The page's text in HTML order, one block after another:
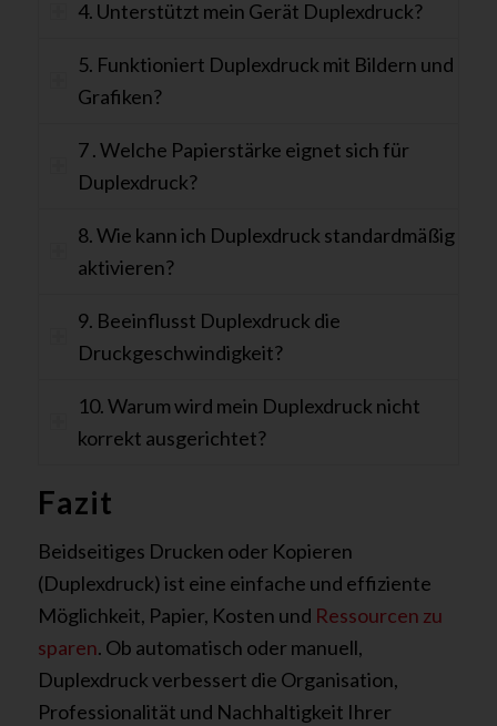
4. Unterstützt mein Gerät Duplexdruck?
5. Funktioniert Duplexdruck mit Bildern und
Grafiken?
7 . Welche Papierstärke eignet sich für
Duplexdruck?
8. Wie kann ich Duplexdruck standardmäßig
aktivieren?
9. Beeinflusst Duplexdruck die
Druckgeschwindigkeit?
10. Warum wird mein Duplexdruck nicht
korrekt ausgerichtet?
Fazit
Beidseitiges Drucken oder Kopieren
(Duplexdruck) ist eine einfache und effiziente
Möglichkeit, Papier, Kosten und Ressourcen zu
sparen. Ob automatisch oder manuell,
Duplexdruck verbessert die Organisation,
Professionalität und Nachhaltigkeit Ihrer